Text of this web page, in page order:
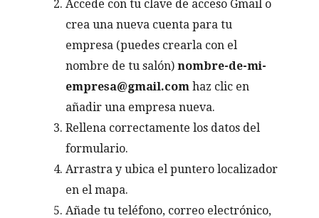
Accede con tu clave de acceso Gmail o
crea una nueva cuenta para tu
empresa (puedes crearla con el
nombre de tu salón)nombre-de-mi-
empresa@gmail.comhaz clic en
añadir una empresa nueva.
Rellena correctamente los datos del
formulario.
Arrastra y ubica el puntero localizador
en el mapa.
Añade tu teléfono, correo electrónico,